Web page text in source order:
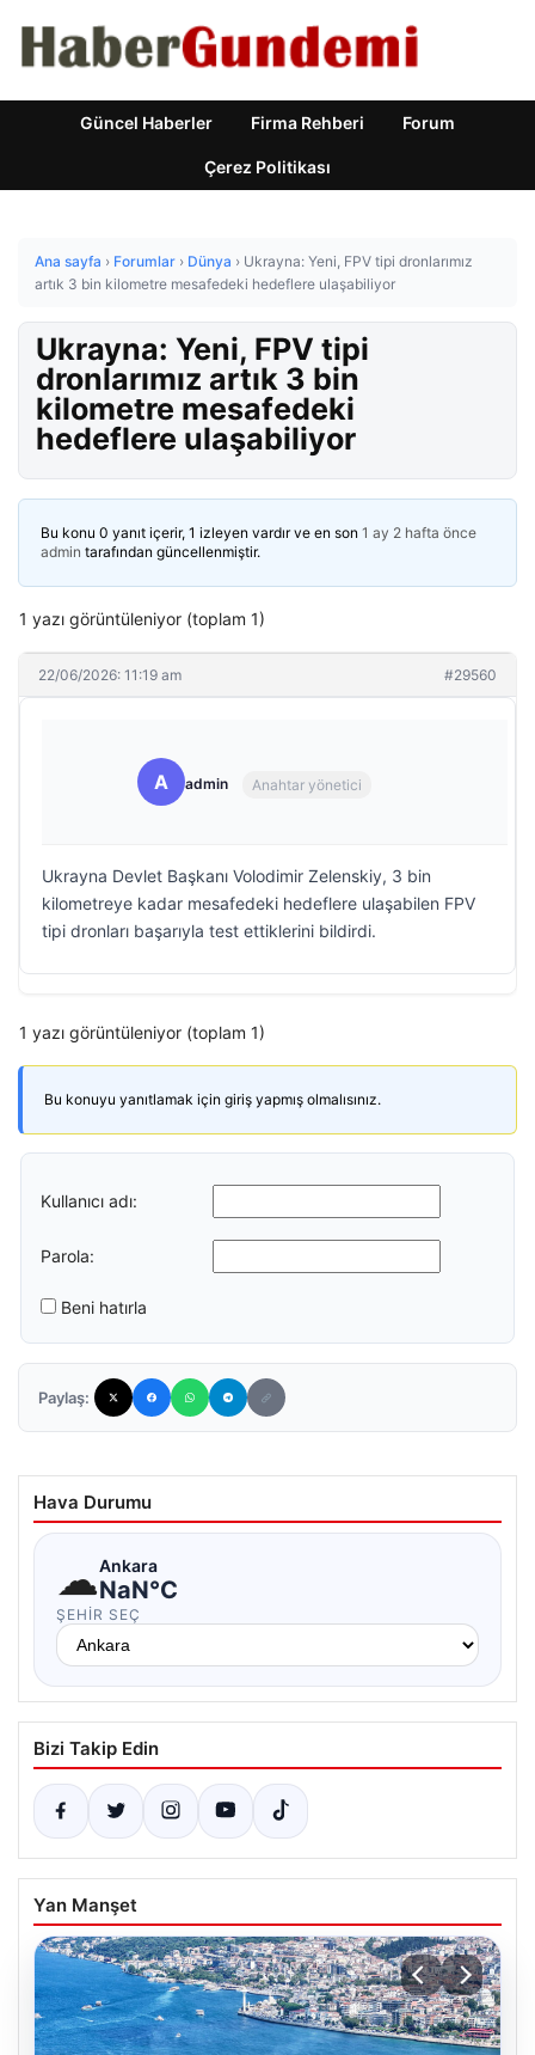
Güncel Haberler Firma Rehberi Forum
Çerez Politikası
Ana sayfa › Forumlar › Dünya › Ukrayna: Yeni, FPV tipi dronlarımız
artık 3 bin kilometre mesafedeki hedeflere ulaşabiliyor
Ukrayna: Yeni, FPV tipi
dronlarımız artık 3 bin
kilometre mesafedeki
hedeflere ulaşabiliyor
Bu konu 0 yanıt içerir, 1 izleyen vardır ve en son 1 ay 2 hafta önce
admin tarafından güncellenmiştir.
1 yazı görüntüleniyor (toplam 1)
22/06/2026: 11:19 am #29560
A admin Anahtar yönetici
Ukrayna Devlet Başkanı Volodimir Zelenskiy, 3 bin
kilometreye kadar mesafedeki hedeflere ulaşabilen FPV
tipi dronları başarıyla test ettiklerini bildirdi.
1 yazı görüntüleniyor (toplam 1)
Bu konuyu yanıtlamak için giriş yapmış olmalısınız.
Kullanıcı adı:
Parola:
Beni hatırla
Paylaş:
Hava Durumu
☁Ankara
NaN°C
ŞEHIR SEÇ
Bizi Takip Edin
Yan Manşet